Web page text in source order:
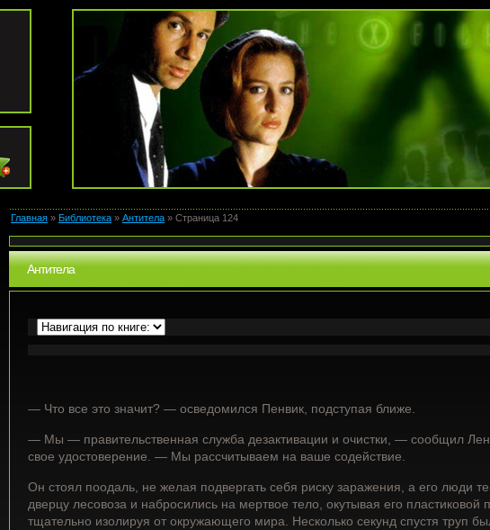
Главная » Библиотека » Антитела » Страница 124
Антитела
— Что все это значит? — осведомился Пенвик, подступая ближе.
— Мы — правительственная служба дезактивации и очистки, — сообщил
свое удостоверение. — Мы рассчитываем на ваше содействие.
Он стоял поодаль, не желая подвергать себя риску заражения, а его люди
дверцу лесовоза и набросились на мертвое тело, окутывая его пластиковой
тщательно изолируя от окружающего мира. Несколько секунд спустя труп